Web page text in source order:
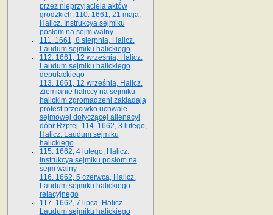
przez nieprzyjaciela aktów
grodzkich. 110. 1661, 21 maja,
Halicz. Instrukcya sejmiku
posłom na sejm walny
111. 1661, 8 sierpnia, Halicz.
Laudum sejmiku halickiego
112. 1661, 12 września, Halicz.
Laudum sejmiku halickiego
deputackiego
113. 1661, 12 września, Halicz.
Ziemianie haliccy na sejmiku
halickim zgromadzeni zakładają
protest przeciwko uchwale
sejmowej dotyczącej alienacyi
dóbr Rzptej. 114. 1662, 3 lutego,
Halicz. Laudum sejmiku
halickiego
115. 1662, 4 lutego, Halicz.
Instrukcya sejmiku posłom na
sejm walny
116. 1662, 5 czerwca, Halicz.
Laudum sejmiku halickiego
relacyjnego
117. 1662, 7 lipca, Halicz.
Laudum sejmiku halickiego